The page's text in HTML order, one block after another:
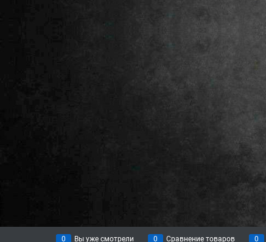
0 Вы уже смотрели 0 Сравнение товаров 0